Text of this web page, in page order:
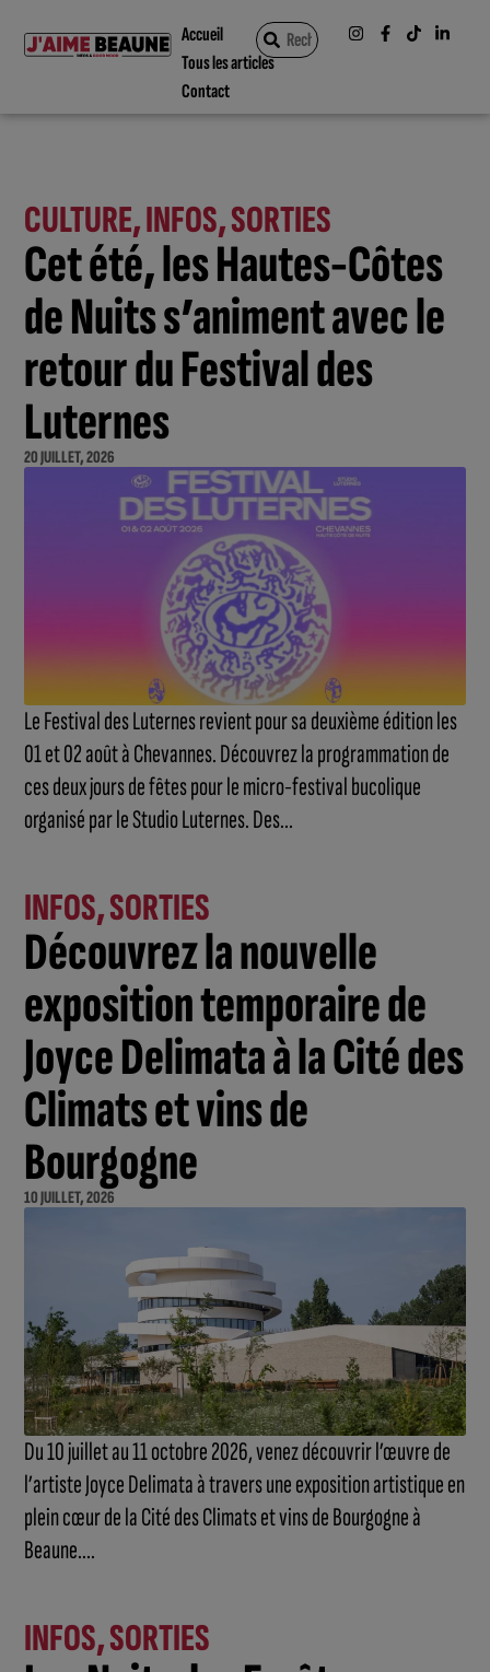
Accueil
Tous les articles
Contact
CULTURE,INFOS,SORTIES
Cet été, les Hautes-Côtes
de Nuits s’animent avec le
retour du Festival des
Luternes
20 JUILLET, 2026
Le Festival des Luternes revient pour sa deuxième édition les
01 et 02 août à Chevannes. Découvrez la programmation de
ces deux jours de fêtes pour le micro-festival bucolique
organisé par le Studio Luternes. Des...
INFOS,SORTIES
Découvrez la nouvelle
exposition temporaire de
Joyce Delimata à la Cité des
Climats et vins de
Bourgogne
10 JUILLET, 2026
Du 10 juillet au 11 octobre 2026, venez découvrir l’œuvre de
l’artiste Joyce Delimata à travers une exposition artistique en
plein cœur de la Cité des Climats et vins de Bourgogne à
Beaune....
INFOS,SORTIES